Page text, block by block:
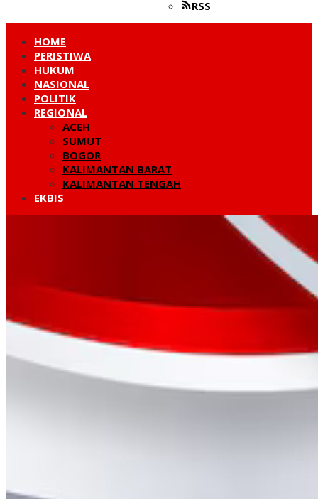
RSS
HOME
PERISTIWA
HUKUM
NASIONAL
POLITIK
REGIONAL
ACEH
SUMUT
BOGOR
KALIMANTAN BARAT
KALIMANTAN TENGAH
EKBIS